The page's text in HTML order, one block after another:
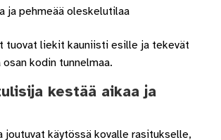
ja pehmeää oleskelutilaa
tuovat liekit kauniisti esille ja tekevät
kodin tunnelmaa.
kestää aikaa ja
joutuvat käytössä kovalle rasitukselle,